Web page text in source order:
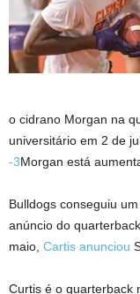
o cidrano Morgan na
universitário em 2 de
-3Morgan está
Bulldogs conseguiu
anúncio do
maio, Cartis anunciou
Curtis é o quarterback